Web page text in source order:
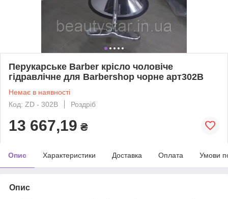
Перукарське Barber крісло чоловіче
гідравлічне для Barbershop чорне арт302В
Немає в наявності
Код: ZD - 302B
Роздріб
13 667,19 ₴
Опис Характеристики Доставка Оплата Умови
Опис